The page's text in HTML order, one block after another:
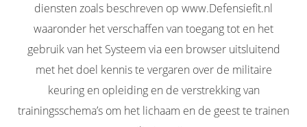
diensten zoals beschreven op www.Defensiefit.nl
waaronder het verschaffen van toegang tot en het
gebruik van het Systeem via een browser uitsluitend
met het doel kennis te vergaren over de militaire
keuring en opleiding en de verstrekking van
trainingsschema’s om het lichaam en de geest te trainen